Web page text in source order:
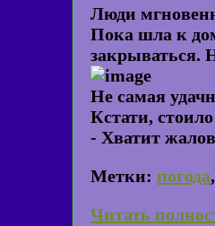
Люди
Пока шла к
закрываться.
Не самая
Кстати,
- Хватит
Метки: погода,
Читать